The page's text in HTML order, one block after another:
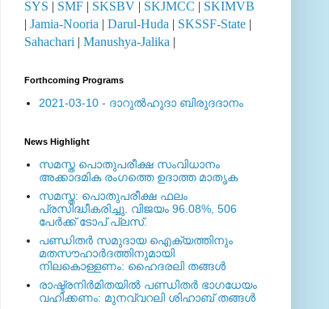
SYS | SMF | SKSBV | SKJMCC | SKIMVB
| Jamia-Nooria | Darul-Huda | SKSSF-State |
Sahachari | Manushya-Jalika |
Forthcoming Programs
2021-03-10 - ദാറുല്‍ഹുദാ ബിരുദദാനം
News Highlight
സമസ്ത പൊതുപരീക്ഷ സംവിധാനം
അക്കാദമിക രംഗത്തെ ഉദാത്ത മാതൃക
സമസ്ത: പൊതുപരീക്ഷ ഫലം
പ്രസിദ്ധീകരിച്ചു. വിജയം 96.08%, 506
പേര്‍ക്ക് ടോപ് പ്ലസ്.
പണ്ഡിതര്‍ സമുദായ ഐക്യത്തിനും
മതസൗഹാര്‍ദത്തിനുമായി
നിലകൊള്ളണം: ഹൈദരലി തങ്ങള്‍
രാഷ്ട്രനിര്‍മിതയില്‍ പണ്ഡിതര്‍ ഭാഗധേയം
വഹിക്കണം: മുനവ്വറലി ശിഹാബ് തങ്ങള്‍